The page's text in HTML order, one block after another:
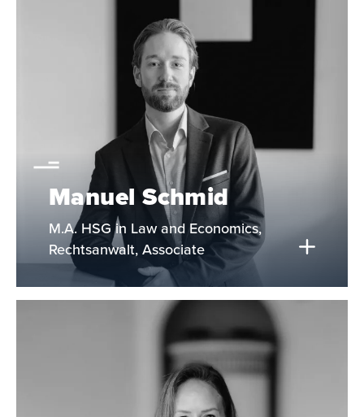
Manuel Schmid
M.A. HSG in Law and Economics,
Rechtsanwalt, Associate